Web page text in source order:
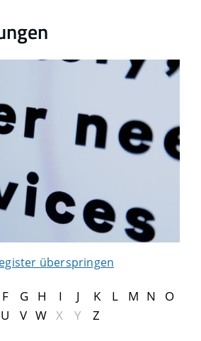
überspringen
F G H I J K L M N
O
U V W X Y Z